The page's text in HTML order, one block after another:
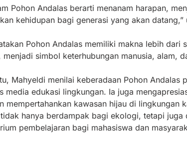
Pohon Andalas berarti menanam harapan,
kehidupan bagi generasi yang akan datang,”
Pohon Andalas memiliki makna lebih dari
menjadi simbol keterhubungan manusia, alam,
Mahyeldi menilai keberadaan Pohon Andalas
media edukasi lingkungan. Ia juga
mempertahankan kawasan hijau di lingkungan
hanya berdampak bagi ekologi, tetapi juga
pembelajaran bagi mahasiswa dan